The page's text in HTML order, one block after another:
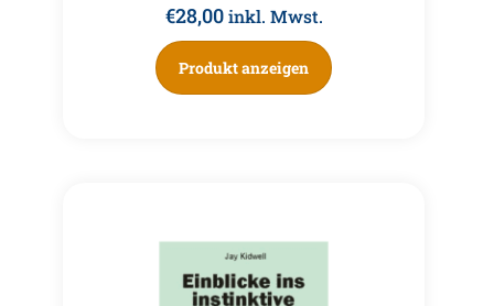
€28,00 inkl. Mwst.
Produkt anzeigen